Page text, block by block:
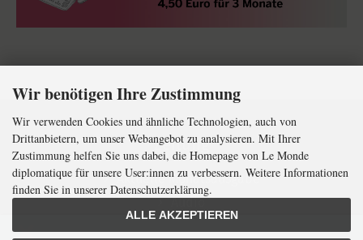
Zeitung
Aktuelle Monatsausgabe
Audio
Wir benötigen Ihre Zustimmung
Wir verwenden Cookies und ähnliche Technologien, auch von
Drittanbietern, um unser Webangebot zu analysieren. Mit Ihrer
Zustimmung helfen Sie uns dabei, die Homepage von Le Monde
diplomatique für unsere User:innen zu verbessern. Weitere Informationen
finden Sie in unserer Datenschutzerklärung.
ALLE AKZEPTIEREN